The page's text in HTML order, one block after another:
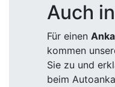
Auch
Für einen
kommen
Sie zu und
beim